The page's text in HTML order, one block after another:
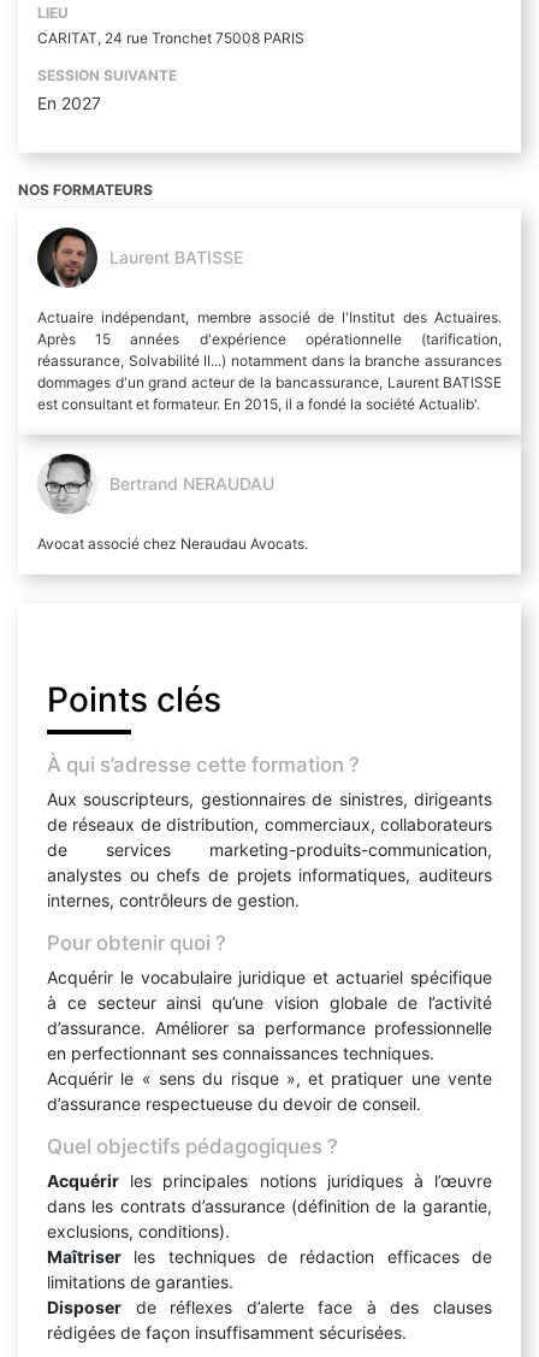
LIEU
CARITAT, 24 rue Tronchet 75008 PARIS
SESSION SUIVANTE
En 2027
NOS FORMATEURS
Laurent BATISSE
Actuaire indépendant, membre associé de l'Institut des Actuaires.
Après 15 années d'expérience opérationnelle (tarification,
réassurance, Solvabilité II...) notamment dans la branche assurances
dommages d'un grand acteur de la bancassurance, Laurent BATISSE
est consultant et formateur. En 2015, il a fondé la société Actualib'.
Bertrand NERAUDAU
Avocat associé chez Neraudau Avocats.
Points clés
À qui s’adresse cette formation ?
Aux souscripteurs, gestionnaires de sinistres, dirigeants
de réseaux de distribution, commerciaux, collaborateurs
de services marketing-produits-communication,
analystes ou chefs de projets informatiques, auditeurs
internes, contrôleurs de gestion.
Pour obtenir quoi ?
Acquérir le vocabulaire juridique et actuariel spécifique
à ce secteur ainsi qu’une vision globale de l’activité
d’assurance. Améliorer sa performance professionnelle
en perfectionnant ses connaissances techniques.
Acquérir le « sens du risque », et pratiquer une vente
d’assurance respectueuse du devoir de conseil.
Quel objectifs pédagogiques ?
Acquérir les principales notions juridiques à l’œuvre
dans les contrats d’assurance (définition de la garantie,
exclusions, conditions).
Maîtriser les techniques de rédaction efficaces de
limitations de garanties.
Disposer de réflexes d’alerte face à des clauses
rédigées de façon insuffisamment sécurisées.